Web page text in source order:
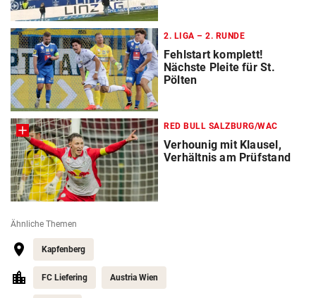
2. LIGA – 2. RUNDE
Fehlstart komplett!
Nächste Pleite für St.
Pölten
RED BULL SALZBURG/WAC
Verhounig mit Klausel,
Verhältnis am Prüfstand
Ähnliche Themen
Kapfenberg
FC Liefering Austria Wien